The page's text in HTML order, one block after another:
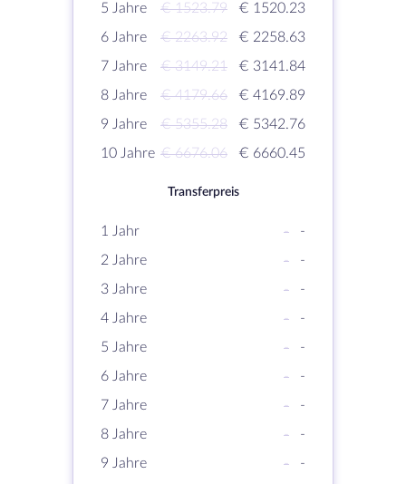
5 Jahre
€ 1523.79
€ 1520.23
6 Jahre
€ 2263.92
€ 2258.63
7 Jahre
€ 3149.21
€ 3141.84
8 Jahre
€ 4179.66
€ 4169.89
9 Jahre
€ 5355.28
€ 5342.76
10 Jahre € 6676.06 € 6660.45
Transferpreis
1 Jahr -
-
2 Jahre
-
-
3 Jahre
-
-
4 Jahre
-
-
5 Jahre
-
-
6 Jahre
-
-
7 Jahre
-
-
8 Jahre
-
-
9 Jahre
-
-